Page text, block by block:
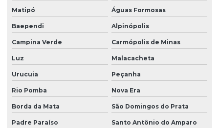
Matipó Águas Formosas
Baependi Alpinópolis
Campina Verde Carmópolis de Minas
Luz Malacacheta
Urucuia Peçanha
Rio Pomba Nova Era
Borda da Mata São Domingos do Prata
Padre Paraíso Santo Antônio do Amparo